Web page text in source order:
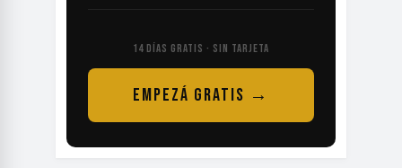
14 DÍAS GRATIS · SIN TARJETA
EMPEZÁ GRATIS →